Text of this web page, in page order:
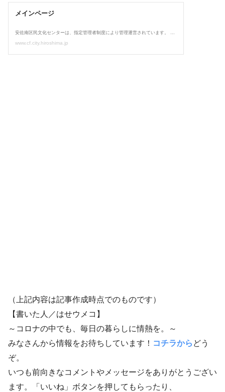
（上記内容は記事作成時点でのものです）
【書いた人／はせウメコ】
～コロナの中でも、毎日の暮らしに情熱を。～
みなさんから情報をお待ちしています！ コチラから どう
ぞ。
いつも前向きなコメントやメッセージをありがとうござい
ます。「いいね」ボタンを押してもらったり、